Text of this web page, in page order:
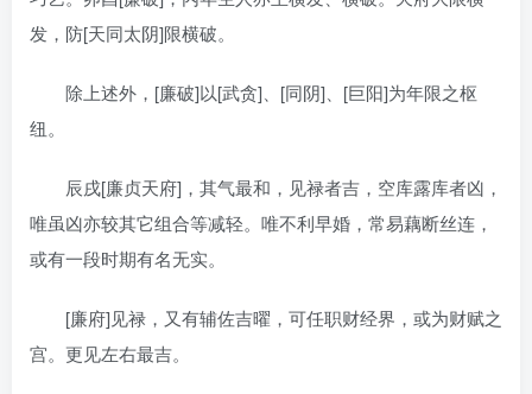
发，防[天同太阴]限横破。
除上述外，[廉破]以[武贪]、[同阴]、[巨阳]为年限之枢
纽。
辰戌[廉贞天府]，其气最和，见禄者吉，空库露库者凶，
唯虽凶亦较其它组合等减轻。唯不利早婚，常易藕断丝连，
或有一段时期有名无实。
[廉府]见禄，又有辅佐吉曜，可任职财经界，或为财赋之
宫。更见左右最吉。